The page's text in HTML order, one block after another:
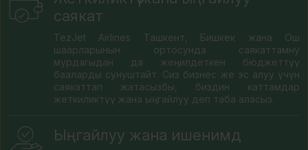
саякат
TezJet Airlines Ташкент, Бишкек жана Ош
шаарларынын ортосунда саякаттамну
мурдагыдан да жеңилдеткен бюджеттүү
бааларды сунуштайт. Сиз бизнес же эс алуу үчүн
саякаттап жатасызбы, биздин каттамдар
жеткиликтүү жана ыңгайлуу деп таба аласыз.
Ыңгайлуу жана ишенимдүү